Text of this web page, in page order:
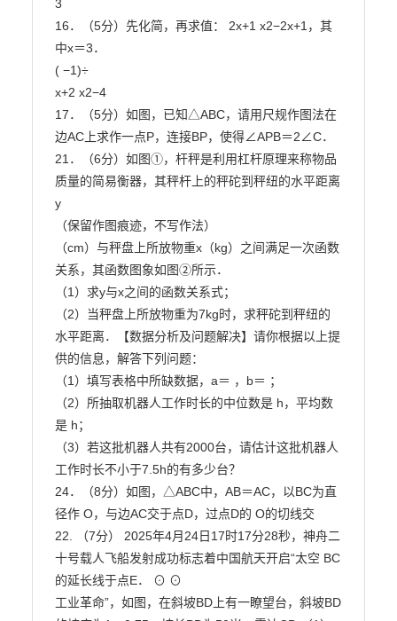
3
16．（5分）先化简，再求值： 2x+1 x2−2x+1，其
中x＝3．
( −1)÷
x+2 x2−4
17．（5分）如图，已知△ABC，请用尺规作图法在
边AC上求作一点P，连接BP，使得∠APB＝2∠C．
21．（6分）如图①，杆秤是利用杠杆原理来称物品
质量的简易衡器，其秤杆上的秤砣到秤纽的水平距离
y
（保留作图痕迹，不写作法）
（cm）与秤盘上所放物重x（kg）之间满足一次函数
关系，其函数图象如图②所示．
（1）求y与x之间的函数关系式；
（2）当秤盘上所放物重为7kg时，求秤砣到秤纽的
水平距离．【数据分析及问题解决】请你根据以上提
供的信息，解答下列问题：
（1）填写表格中所缺数据，a＝ ，b＝ ；
（2）所抽取机器人工作时长的中位数是 h，平均数
是 h；
（3）若这批机器人共有2000台，请估计这批机器人
工作时长不小于7.5h的有多少台？
24．（8分）如图，△ABC中，AB＝AC，以BC为直
径作 O，与边AC交于点D，过点D的 O的切线交
22. （7分） 2025年4月24日17时17分28秒，神舟二
十号载人飞船发射成功标志着中国航天开启“太空 BC
的延长线于点E． ⊙ ⊙
工业革命”，如图，在斜坡BD上有一瞭望台，斜坡BD